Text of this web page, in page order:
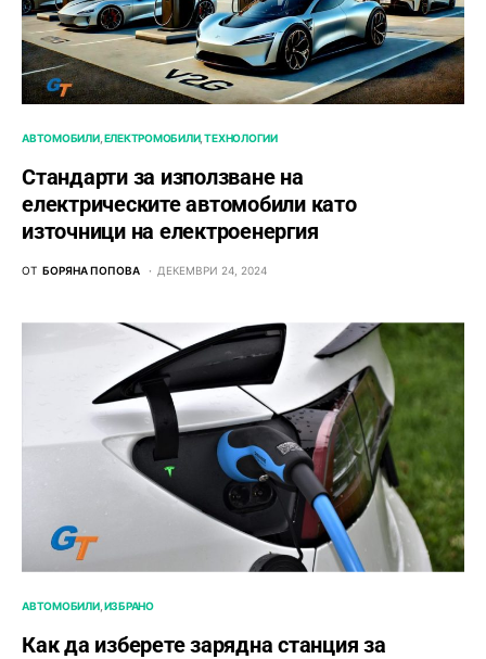
АВТОМОБИЛИ ЕЛЕКТРОМОБИЛИ ТЕХНОЛОГИИ
Стандарти за използване на
електрическите автомобили като
източници на електроенергия
ОТ БОРЯНА ПОПОВА ДЕКЕМВРИ 24, 2024
АВТОМОБИЛИ ИЗБРАНО
Как да изберете зарядна станция за